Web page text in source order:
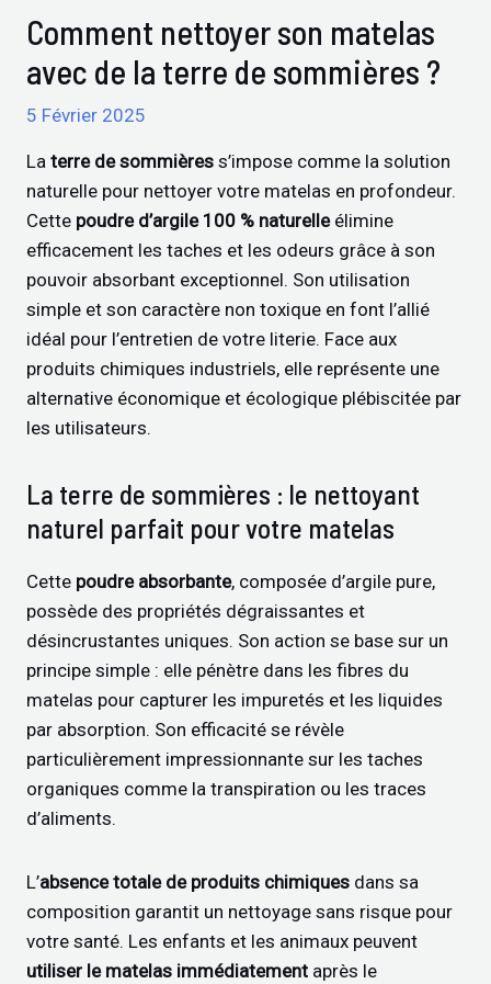
Comment nettoyer son matelas
avec de la terre de sommières ?
5 Février 2025
Laterre de sommières s’impose comme la solution
naturelle pour nettoyer votre matelas en profondeur.
Cette poudre d’argile 100 % naturelleélimine
efficacement les taches et les odeurs grâce à son
pouvoir absorbant exceptionnel. Son utilisation
simple et son caractère non toxique en font l’allié
idéal pour l’entretien de votre literie. Face aux
produits chimiques industriels, elle représente une
alternative économique et écologique plébiscitée par
les utilisateurs.
La terre de sommières : le nettoyant
naturel parfait pour votre matelas
Cette poudre absorbante, composée d’argile pure,
possède des propriétés dégraissantes et
désincrustantes uniques. Son action se base sur un
principe simple : elle pénètre dans les fibres du
matelas pour capturer les impuretés et les liquides
par absorption. Son efficacité se révèle
particulièrement impressionnante sur les taches
organiques comme la transpiration ou les traces
d’aliments.
L’absence totale de produits chimiques dans sa
composition garantit un nettoyage sans risque pour
votre santé. Les enfants et les animaux peuvent
utiliser le matelas immédiatement après le